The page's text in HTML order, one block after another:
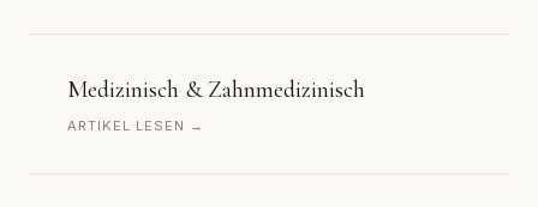
Medizinisch & Zahnmedizinisch
ARTIKEL LESEN →